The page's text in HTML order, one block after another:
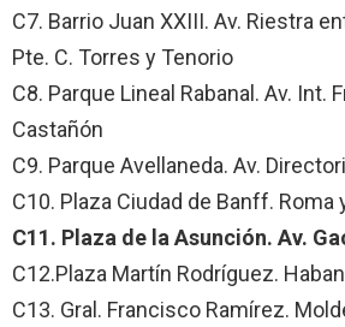
C7. Barrio Juan XXIII. Av. Riestra
Pte. C. Torres y Tenorio
C8. Parque Lineal Rabanal. Av. Int.
Castañón
C9. Parque Avellaneda. Av.
C10. Plaza Ciudad de Banff. Roma
C11. Plaza de la Asunción. Av.
C12.Plaza Martín Rodríguez.
C13. Gral. Francisco Ramírez.